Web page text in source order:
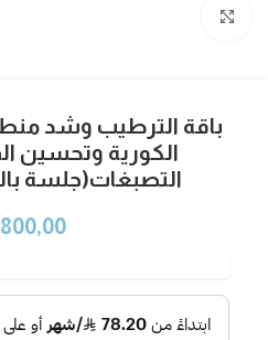
باقة الترطيب وشد
الكورية وتحسين
التصبغات(جلسة